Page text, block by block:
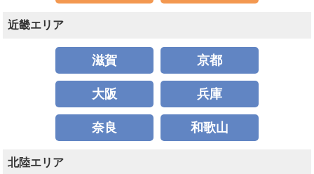
近畿エリア
滋賀 京都
大阪 兵庫
奈良 和歌山
北陸エリア